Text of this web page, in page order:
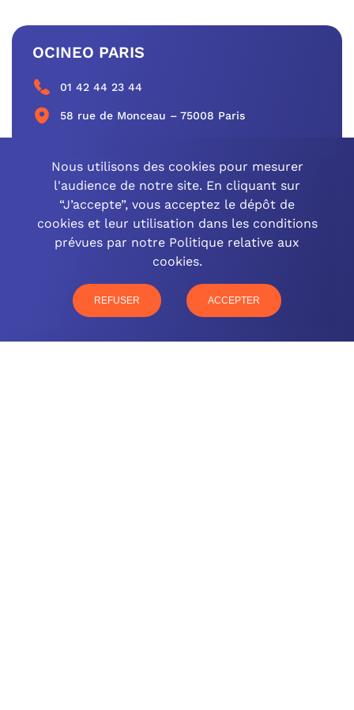
OCINEO PARIS
01 42 44 23 44
58 rue de Monceau – 75008 Paris
CONTACTEZ-NOUS
OCINEO GRAND EST
77 rue Paul Douce – 51480 Damery
CONTACTEZ-NOUS
Nous utilisons des cookies pour mesurer
l'audience de notre site. En cliquant sur
“J’accepte”, vous acceptez le dépôt de
cookies et leur utilisation dans les conditions
prévues par notre Politique relative aux
cookies.
REFUSER ACCEPTER